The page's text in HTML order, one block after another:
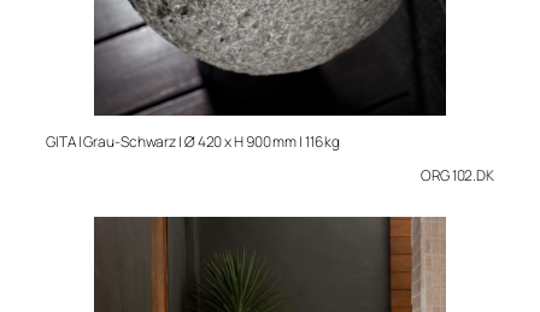
GITA | Grau-Schwarz | Ø 420 x H 900 mm | 116 kg
ORG 102.DK